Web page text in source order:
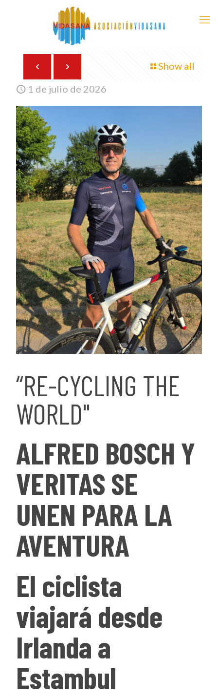
Show all
1 de julio de 2026
“RE-CYCLING THE
WORLD"
ALFRED BOSCH Y
VERITAS SE
UNEN PARA LA
AVENTURA
El ciclista
viajará desde
Irlanda a
Estambul